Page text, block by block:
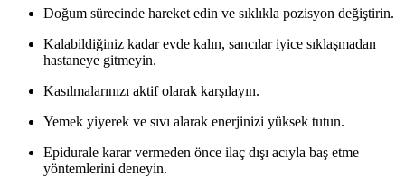
Doğum sürecinde hareket edin ve sıklıkla pozisyon değiştirin.
Kalabildiğiniz kadar evde kalın, sancılar iyice sıklaşmadan
hastaneye gitmeyin.
Kasılmalarınızı aktif olarak karşılayın.
Yemek yiyerek ve sıvı alarak enerjinizi yüksek tutun.
Epidurale karar vermeden önce ilaç dışı acıyla baş etme
yöntemlerini deneyin.